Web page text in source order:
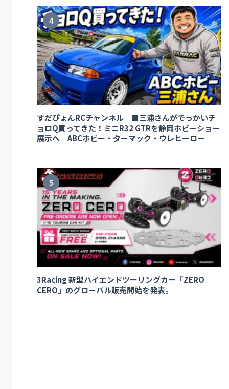
4
すだぴょんRCチャンネル ■三浦さんがでっかいチ
ョロQ買ってきた！ミニR32 GTRを静岡ホビーショー
展示へ ABCホビー・ターマック・ウレヒーロー
5
3Racing 新型ハイエンドツーリングカー「ZERO
CERO」のグローバル販売開始を発表。